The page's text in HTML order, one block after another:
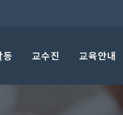
동 교수진 교육안내